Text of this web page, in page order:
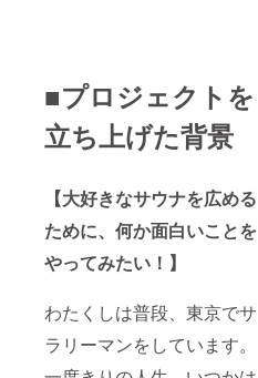
■プロジェクトを
立ち上げた背景
【大好きなサウナを広める
ために、何か面白いことを
やってみたい！】
わたくしは普段、東京でサ
ラリーマンをしています。